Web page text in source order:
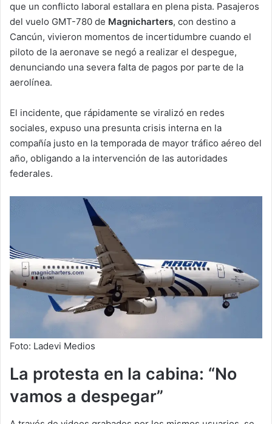
que un conflicto laboral estallara en plena pista. Pasajeros
del vuelo GMT-780 de Magnicharters, con destino a
Cancún, vivieron momentos de incertidumbre cuando el
piloto de la aeronave se negó a realizar el despegue,
denunciando una severa falta de pagos por parte de la
aerolínea.
El incidente, que rápidamente se viralizó en redes
sociales, expuso una presunta crisis interna en la
compañía justo en la temporada de mayor tráfico aéreo del
año, obligando a la intervención de las autoridades
federales.
Foto: Ladevi Medios
La protesta en la cabina: “No
vamos a despegar”